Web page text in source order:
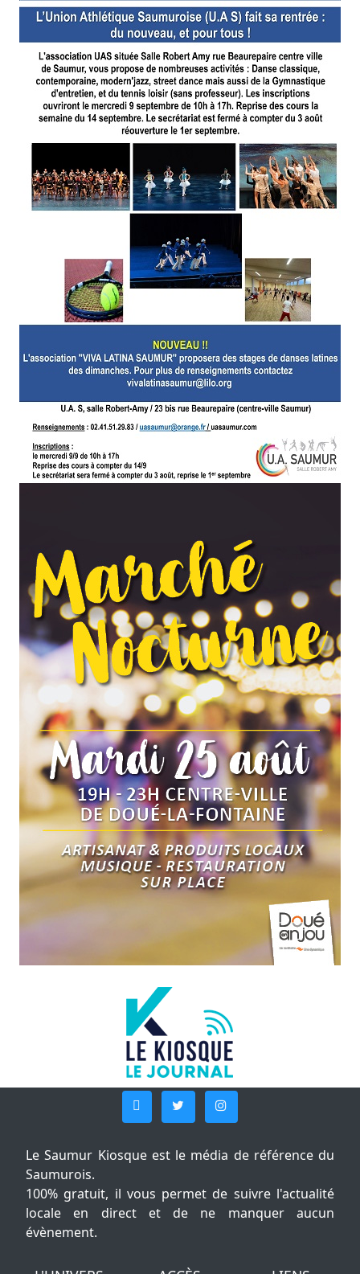
Le Saumur Kiosque est le média de référence du
Saumurois.
100% gratuit, il vous permet de suivre l'actualité
locale en direct et de ne manquer aucun
évènement.